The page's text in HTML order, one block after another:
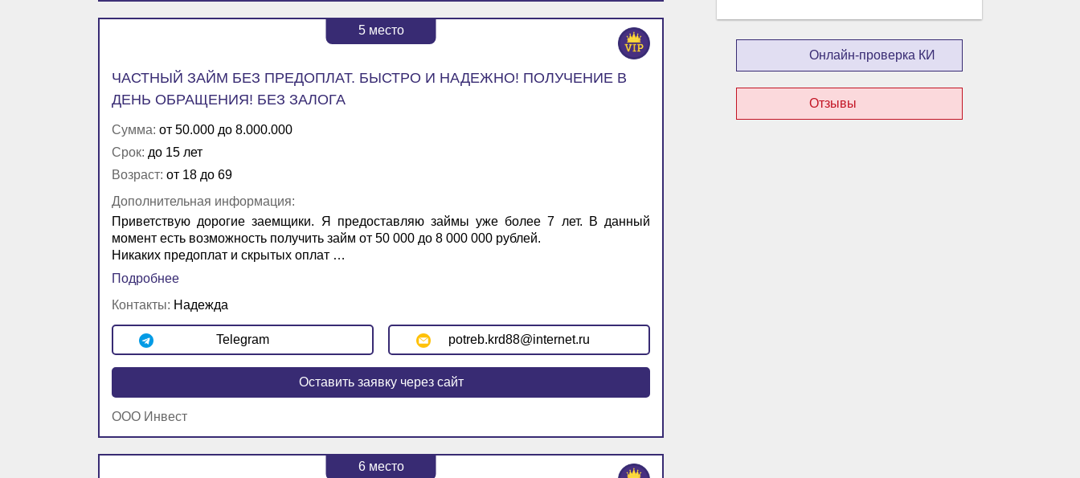
5место
ЧАСТНЫЙ ЗАЙМ БЕЗ ПРЕДОПЛАТ. БЫСТРО И НАДЕЖНО! ПОЛУЧЕНИЕ В
ДЕНЬ ОБРАЩЕНИЯ! БЕЗ ЗАЛОГА
Сумма: от 50.000 до 8.000.000
Срок: до 15 лет
Возраст: от 18 до 69
Дополнительная информация:
Приветствую дорогие заемщики. Я предоставляю займы уже более 7 лет. В данный
момент есть возможность получить займ от 50 000 до 8 000 000 рублей.
Никаких предоплат и скрытых оплат …
Подробнее
Контакты: Надежда
Telegram potreb.krd88@internet.ru
Оставить заявку через сайт
ООО Инвест
6место
Онлайн-проверка КИ
Отзывы